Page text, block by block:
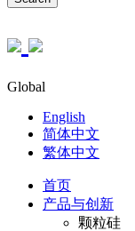
Global
English
简体中文
繁体中文
首页
产品与创新
颗粒硅